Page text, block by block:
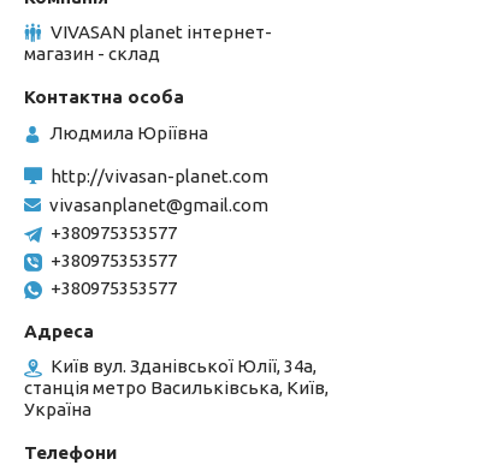
VIVASAN planet інтернет-
магазин - склад
Людмила Юріївна
http://vivasan-planet.com
vivasanplanet@gmail.com
+380975353577
+380975353577
+380975353577
Київ вул. Зданівської Юлії, 34а,
станція метро Васильківська, Київ,
Україна